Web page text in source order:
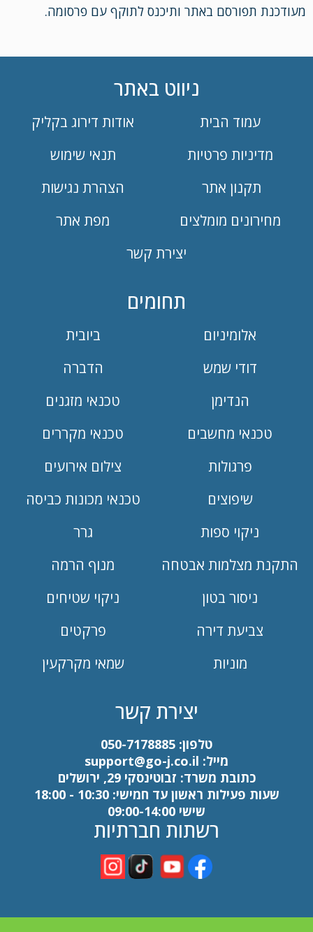
מעודכנת תפורסם באתר ותיכנס לתוקף עם פרסומה.
ניווט באתר
עמוד הבית
אודות דירוג בקליק
מדיניות פרטיות
תנאי שימוש
תקנון אתר
הצהרת נגישות
מחירונים מומלצים
מפת אתר
יצירת קשר
תחומים
אלומיניום
ביובית
דודי שמש
הדברה
הנדימן
טכנאי מזגנים
טכנאי מחשבים
טכנאי מקררים
פרגולות
צילום אירועים
שיפוצים
טכנאי מכונות כביסה
ניקוי ספות
גרר
התקנת מצלמות אבטחה
מנוף הרמה
ניסור בטון
ניקוי שטיחים
צביעת דירה
פרקטים
מוניות
שמאי מקרקעין
יצירת קשר
טלפון: 050-7178885
מייל: support@go-j.co.il
כתובת משרד: זבוטינסקי 29, ירושלים
שעות פעילות ראשון עד חמישי: 10:30 - 18:00
שישי 09:00-14:00
רשתות חברתיות